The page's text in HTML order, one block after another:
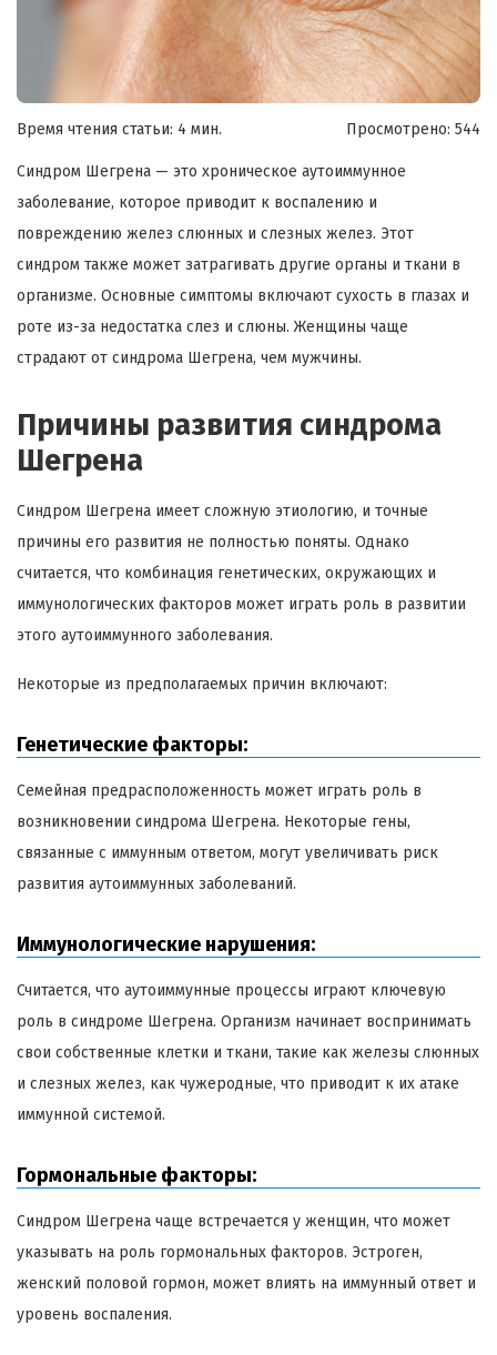
Время чтения статьи: 4 мин. Просмотрено: 544
Синдром Шегрена — это хроническое аутоиммунное
заболевание, которое приводит к воспалению и
повреждению желез слюнных и слезных желез. Этот
синдром также может затрагивать другие органы и ткани в
организме. Основные симптомы включают сухость в глазах и
роте из-за недостатка слез и слюны. Женщины чаще
страдают от синдрома Шегрена, чем мужчины.
Причины развития синдрома
Шегрена
Синдром Шегрена имеет сложную этиологию, и точные
причины его развития не полностью поняты. Однако
считается, что комбинация генетических, окружающих и
иммунологических факторов может играть роль в развитии
этого аутоиммунного заболевания.
Некоторые из предполагаемых причин включают:
Генетические факторы:
Семейная предрасположенность может играть роль в
возникновении синдрома Шегрена. Некоторые гены,
связанные с иммунным ответом, могут увеличивать риск
развития аутоиммунных заболеваний.
Иммунологические нарушения:
Считается, что аутоиммунные процессы играют ключевую
роль в синдроме Шегрена. Организм начинает воспринимать
свои собственные клетки и ткани, такие как железы слюнных
и слезных желез, как чужеродные, что приводит к их атаке
иммунной системой.
Гормональные факторы:
Синдром Шегрена чаще встречается у женщин, что может
указывать на роль гормональных факторов. Эстроген,
женский половой гормон, может влиять на иммунный ответ и
уровень воспаления.